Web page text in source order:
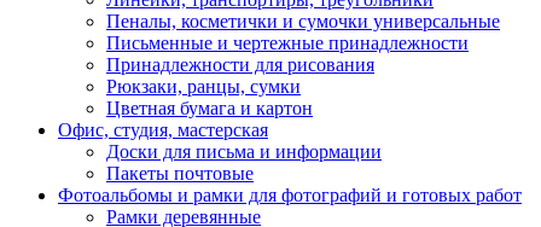
Пеналы, косметички и сумочки универсальные
Письменные и чертежные принадлежности
Принадлежности для рисования
Рюкзаки, ранцы, сумки
Цветная бумага и картон
Офис, студия, мастерская
Доски для письма и информации
Пакеты почтовые
Фотоальбомы и рамки для фотографий и готовых работ
Рамки деревянные